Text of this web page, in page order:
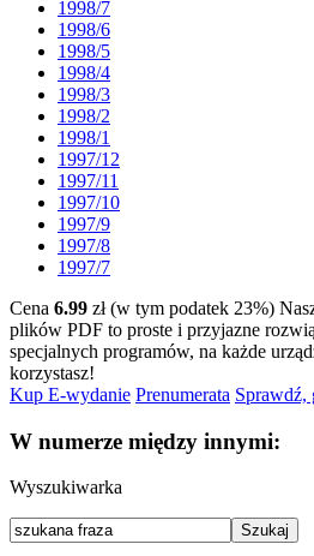
1998/7
1998/6
1998/5
1998/4
1998/3
1998/2
1998/1
1997/12
1997/11
1997/10
1997/9
1997/8
1997/7
Cena 6.99 zł (w tym podatek 23%)
plików PDF to proste i przyjazne
specjalnych programów, na każde
korzystasz!
Kup E-wydanie Prenumerata Sprawdź,
W numerze między innymi:
Wyszukiwarka